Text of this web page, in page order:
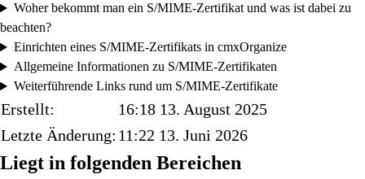
Woher bekommt man ein S/MIME-Zertifikat und was ist dabei zu
beachten?
Einrichten eines S/MIME-Zertifikats in cmxOrganize
Allgemeine Informationen zu S/MIME-Zertifikaten
Weiterführende Links rund um S/MIME-Zertifikate
Erstellt:
16:18 13. August 2025
Letzte Änderung: 11:22 13. Juni 2026
Liegt in folgenden Bereichen